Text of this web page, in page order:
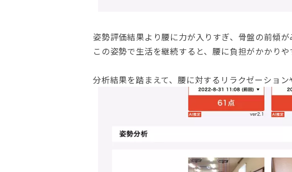
姿勢評価結果より腰に力が入りすぎ、骨盤の前傾が
この姿勢で生活を継続すると、腰に負担がかかりや
分析結果を踏まえて、腰に対するリラクゼーショ